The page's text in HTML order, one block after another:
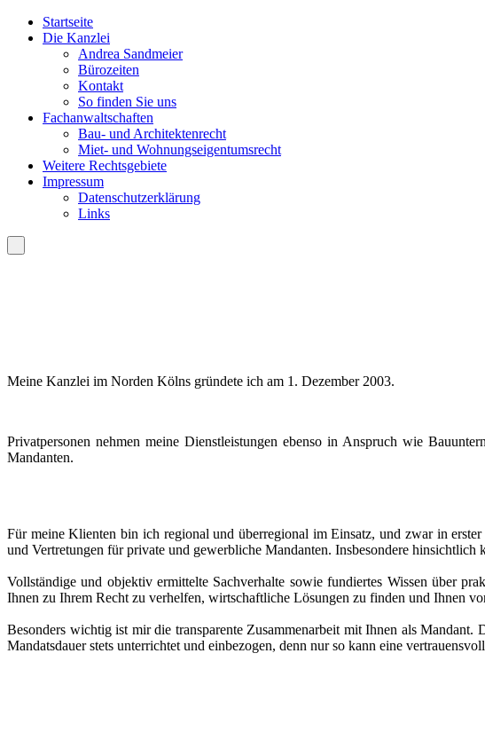
Startseite
Die Kanzlei
Andrea Sandmeier
Bürozeiten
Kontakt
So finden Sie uns
Fachanwaltschaften
Bau- und Architektenrecht
Miet- und Wohnungseigentumsrecht
Weitere Rechtsgebiete
Impressum
Datenschutzerklärung
Links
Meine Kanzlei im Norden Kölns gründete ich am 1. Dezember 2003.
Privatpersonen nehmen meine Dienstleistungen ebenso in Anspruch wie
Mandanten.
Für meine Klienten bin ich regional und überregional im Einsatz, und zwar in
und Vertretungen für private und gewerbliche Mandanten. Insbesondere
Vollständige und objektiv ermittelte Sachverhalte sowie fundiertes Wissen über
Ihnen zu Ihrem Recht zu verhelfen, wirtschaftliche Lösungen zu finden und Ihnen
Besonders wichtig ist mir die transparente Zusammenarbeit mit Ihnen als
Mandatsdauer stets unterrichtet und einbezogen, denn nur so kann eine